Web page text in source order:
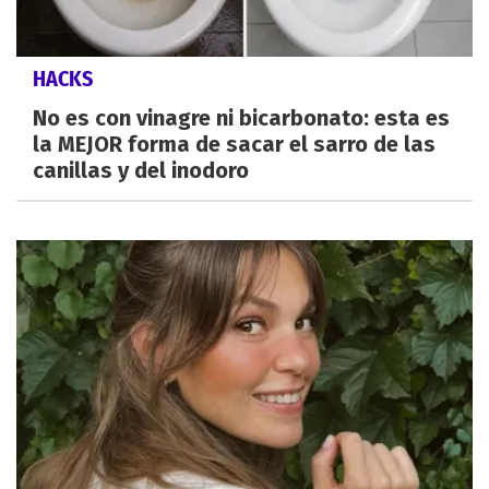
HACKS
No es con vinagre ni bicarbonato: esta es
la MEJOR forma de sacar el sarro de las
canillas y del inodoro